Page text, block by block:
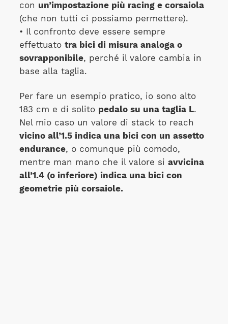
con un’impostazione più racing e corsaiola
(che non tutti ci possiamo permettere).
• Il confronto deve essere sempre
effettuato tra bici di misura analoga o
sovrapponibile, perché il valore cambia in
base alla taglia.
Per fare un esempio pratico, io sono alto
183 cm e di solito pedalo su una taglia L.
Nel mio caso un valore di stack to reach
vicino all’1.5 indica una bici con un assetto
endurance, o comunque più comodo,
mentre man mano che il valore si avvicina
all’1.4 (o inferiore) indica una bici con
geometrie più corsaiole.